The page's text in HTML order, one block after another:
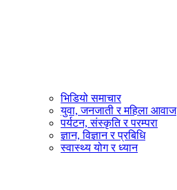
भिडियो समाचार
युवा, जनजाती र महिला आवाज
पर्यटन, संस्कृति र परम्परा
ज्ञान, विज्ञान र प्रबिधि
स्वास्थ्य योग र ध्यान